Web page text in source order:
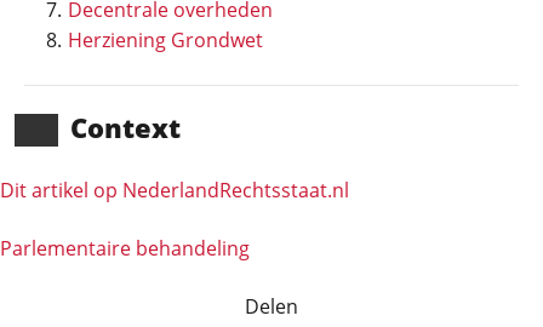
Decentrale overheden
Herziening Grondwet
Context
Dit artikel op NederlandRechts­staat.nl
Parlementaire behandeling
Delen